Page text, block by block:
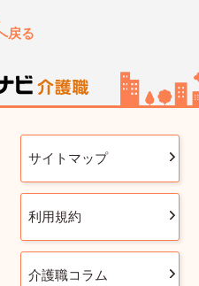
戻る
サイトマップ
利用規約
介護職コラム